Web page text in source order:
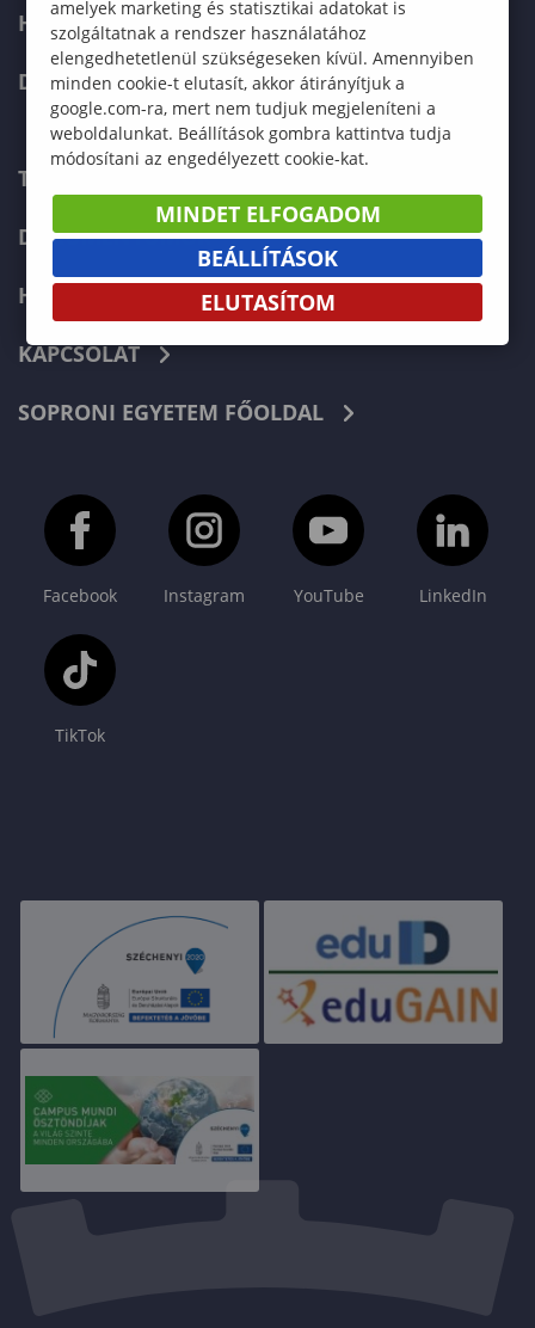
HALLGATÓKNAK
DOKTORI ISKOLA
TELEFONKÖNYV
DOKUMENTUMOK
HÍREK
KAPCSOLAT
SOPRONI EGYETEM FŐOLDAL
Facebook Instagram YouTube LinkedIn
TikTok
amelyek marketing és statisztikai adatokat is
szolgáltatnak a rendszer használatához
elengedhetetlenül szükségeseken kívül. Amennyiben
minden cookie-t elutasít, akkor átirányítjuk a
google.com-ra, mert nem tudjuk megjeleníteni a
weboldalunkat. Beállítások gombra kattintva tudja
módosítani az engedélyezett cookie-kat.
MINDET ELFOGADOM
BEÁLLÍTÁSOK
ELUTASÍTOM